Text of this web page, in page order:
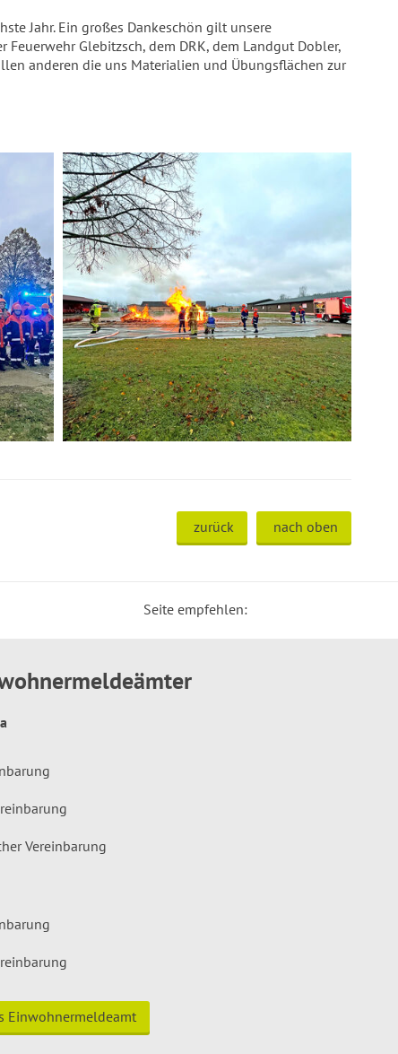
Jahr. Ein großes Dankeschön gilt unsere
Glebitzsch, dem DRK, dem Landgut Dobler,
anderen die uns Materialien und Übungsflächen zur
zurück nach oben
Seite empfehlen:
Vereinbarung
Einwohnermeldeamt